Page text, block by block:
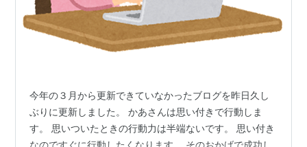
今年の３月から更新できていなかったブログを昨日久し
ぶりに更新しました。 かあさんは思い付きで行動しま
す。 思いついたときの行動力は半端ないです。 思い付き
なのですぐに行動したくなります。 そのおかげで成功し